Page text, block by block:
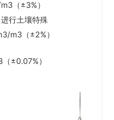
（±3%）
行土壤特殊
m3（±2%）
±0.07%）